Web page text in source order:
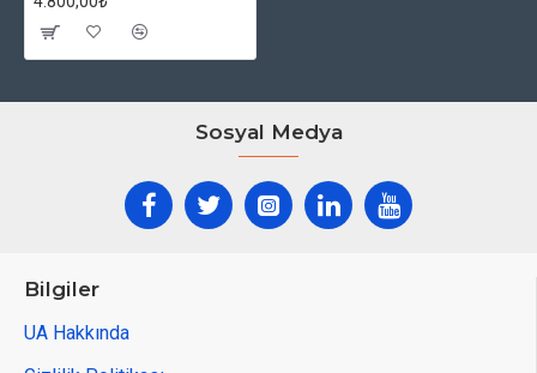
Sosyal Medya
Bilgiler
UA Hakkında